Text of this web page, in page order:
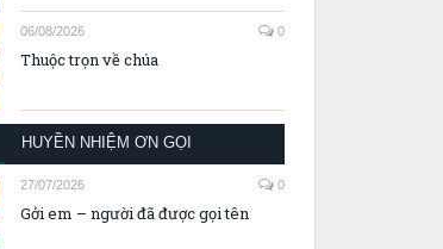
06/08/2026 0
Thuộc trọn về chúa
HUYỀN NHIỆM ƠN GỌI
27/07/2026 0
Gởi em – người đã được gọi tên